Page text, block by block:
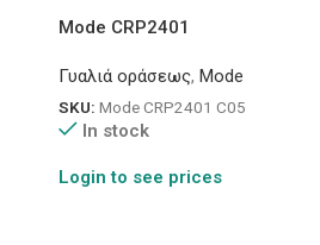
Mode CRP2401
Γυαλιά οράσεως, Mode
SKU: Mode CRP2401 C05
In stock
Login to see prices